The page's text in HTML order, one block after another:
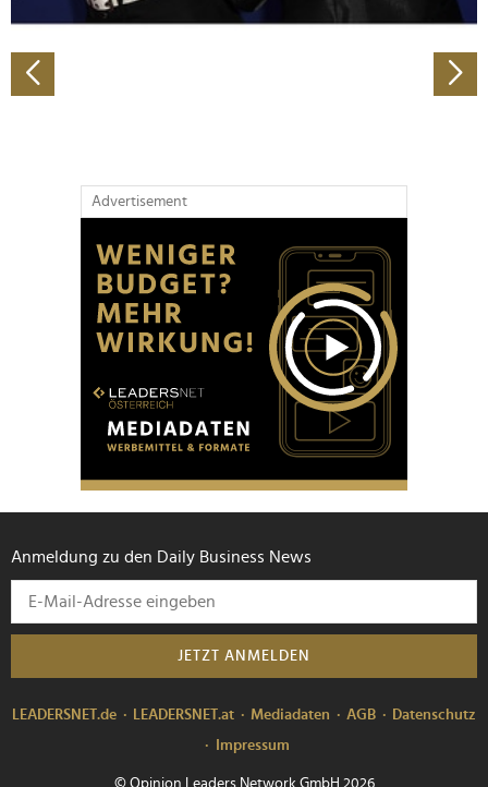
Partner führen diese Informationen möglicherweise mit
haben oder die sie im Rahmen Ihrer Nutzung der Dienste
gesammelt haben.
Advertisement
Anmeldung zu den Daily Business News
JETZT ANMELDEN
LEADERSNET.de LEADERSNET.at Mediadaten AGB
Datenschutz
Impressum